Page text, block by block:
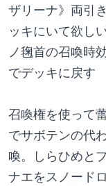
ザリーナ》両引
ッキにいて欲し
ノ毱首の召喚時
でデッキに戻す
召喚権を使って
でサボテンの代
喚。しらひめと
ナエをスノード